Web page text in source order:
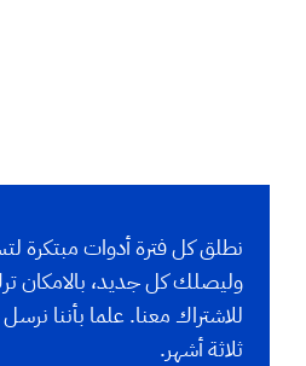
نطلق كل فترة أدوات مبتكرة
وليصلك كل جديد، بالامكان
للاشتراك معنا. علما بأننا
ثلاثة أشهر.